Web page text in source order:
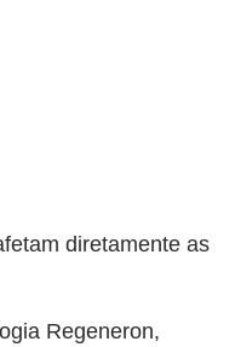
diretamente as
Regeneron,